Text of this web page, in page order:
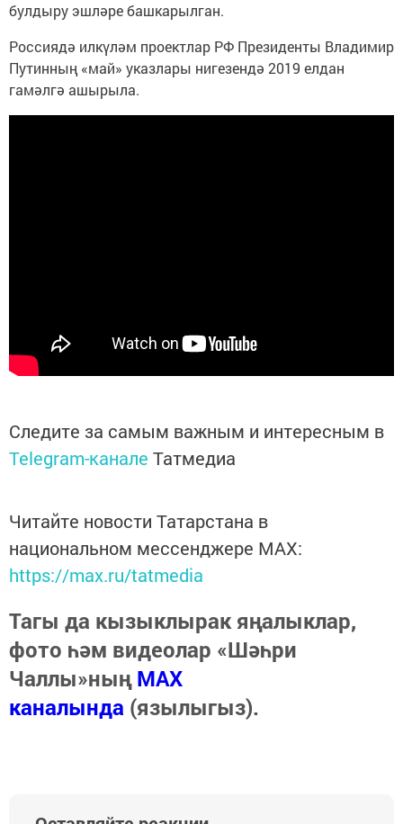
булдыру эшләре башкарылган.
Россиядә илкүләм проектлар РФ Президенты Владимир
Путинның «май» указлары нигезендә 2019 елдан
гамәлгә ашырыла.
Следите за самым важным и интересным в
Telegram-канале Татмедиа
Читайте новости Татарстана в
национальном мессенджере MАХ:
https://max.ru/tatmedia
Тагы да кызыклырак яңалыклар,
фото һәм видеолар «Шәһри
Чаллы»ныңMAX
каналында (язылыгыз).